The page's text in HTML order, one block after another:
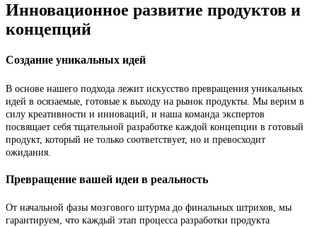
Инновационное развитие продуктов и
концепций
Создание уникальных идей
В основе нашего подхода лежит искусство превращения уникальных
идей в осязаемые, готовые к выходу на рынок продукты. Мы верим в
силу креативности и инноваций, и наша команда экспертов
посвящает себя тщательной разработке каждой концепции в готовый
продукт, который не только соответствует, но и превосходит
ожидания.
Превращение вашей идеи в реальность
От начальной фазы мозгового штурма до финальных штрихов, мы
гарантируем, что каждый этап процесса разработки продукта